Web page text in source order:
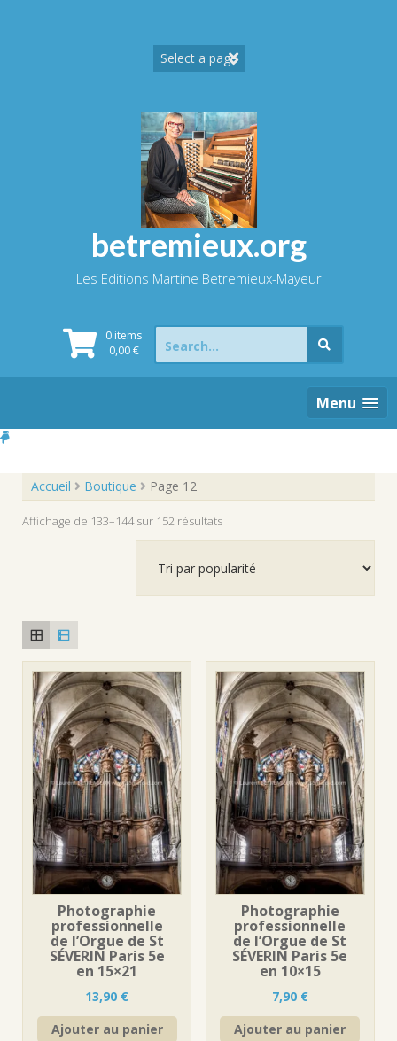
betremieux.org
Les Editions Martine Betremieux-Mayeur
0 items
0,00€
Search
for:
Menu
Accueil Boutique Page 12
Affichage de 133–144 sur 152 résultatsTrié
Photographie
professionnelle
de l’Orgue de St
SÉVERIN Paris 5e
en 15×21
13,90 €
Ajouter au panier
Photographie
professionnelle
de l’Orgue de St
SÉVERIN Paris 5e
en 10×15
7,90 €
Ajouter au panier